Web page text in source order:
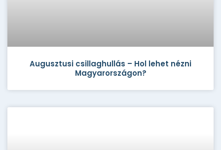
Augusztusi csillaghullás – Hol lehet nézni
Magyarországon?